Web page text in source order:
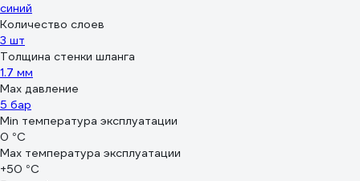
синий
Количество слоев
3 шт
Толщина стенки шланга
1.7 мм
Max давление
5 бар
Min температура эксплуатации
0 °С
Мах температура эксплуатации
+50 °С